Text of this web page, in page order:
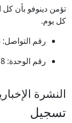
تؤمن دينوفو بأن كل
كل يوم.
رقم التواصل:
رقم الوحدة:
النشرة
تسجيل